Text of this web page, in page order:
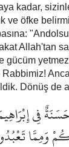
kadar,
ve öfke
Allah'tan
gücüm
Dönüş de
فِي
وَمِمَّا